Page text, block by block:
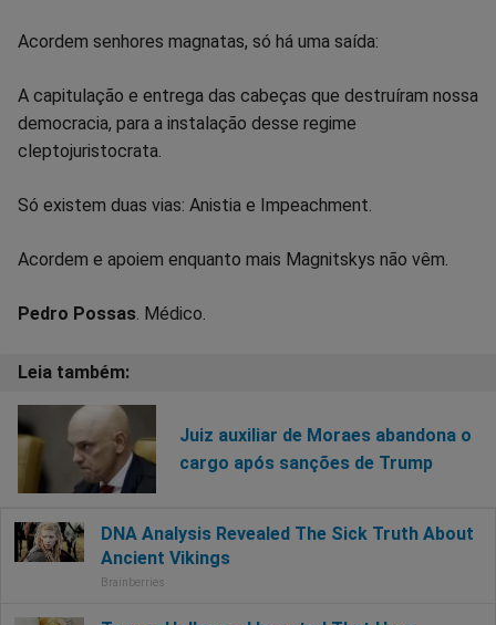
Acordem senhores magnatas, só há uma saída:
A capitulação e entrega das cabeças que destruíram nossa
democracia, para a instalação desse regime
cleptojuristocrata.
Só existem duas vias: Anistia e Impeachment.
Acordem e apoiem enquanto mais Magnitskys não vêm.
Pedro Possas. Médico.
Juiz auxiliar de Moraes abandona o
cargo após sanções de Trump